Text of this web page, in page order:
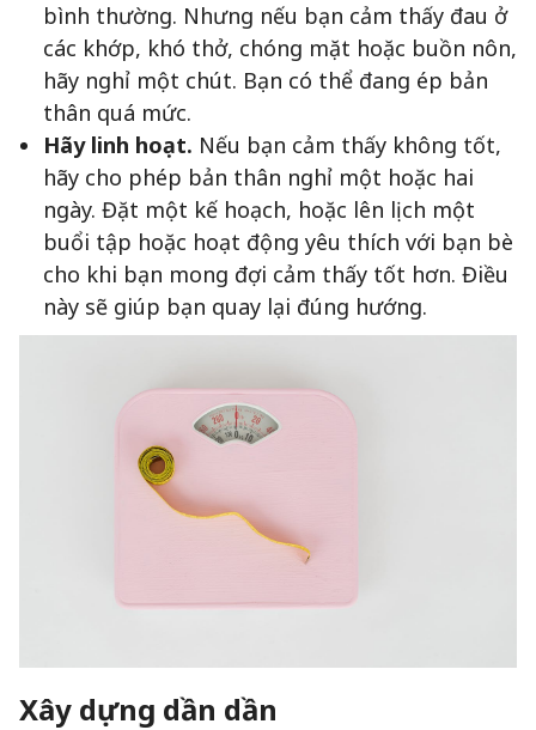
bình thường. Nhưng nếu bạn cảm thấy đau ở
các khớp, khó thở, chóng mặt hoặc buồn nôn,
hãy nghỉ một chút. Bạn có thể đang ép bản
thân quá mức.
Hãy linh hoạt. Nếu bạn cảm thấy không tốt,
hãy cho phép bản thân nghỉ một hoặc hai
ngày. Đặt một kế hoạch, hoặc lên lịch một
buổi tập hoặc hoạt động yêu thích với bạn bè
cho khi bạn mong đợi cảm thấy tốt hơn. Điều
này sẽ giúp bạn quay lại đúng hướng.
Xây dựng dần dần